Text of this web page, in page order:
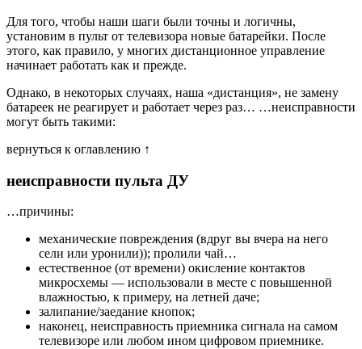
Для того, чтобы наши шаги были точны и логичны,
установим в пульт от телевизора новые батарейки. После
этого, как правило, у многих дистанционное управление
начинает работать как и прежде.
Однако, в некоторых случаях, наша «дистанция», не замену
батареек не реагирует и работает через раз… …неисправности
могут быть такими:
вернуться к оглавлению ↑
неисправности пульта ДУ
…причины:
механические повреждения (вдруг вы вчера на него
сели или уронили)); пролили чай…
естественное (от времени) окисление контактов
микросхемы — использовали в месте с повышенной
влажностью, к примеру, на летней даче;
залипание/заедание кнопок;
наконец, неисправность приемника сигнала на самом
телевизоре или любом ином цифровом приемнике.